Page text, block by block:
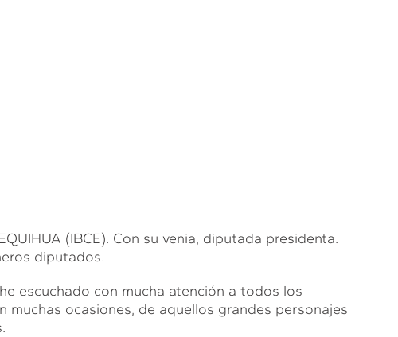
(IBCE). Con su venia, diputada presidenta.
diputados.
escuchado con mucha atención a todos los
muchas ocasiones, de aquellos grandes personajes